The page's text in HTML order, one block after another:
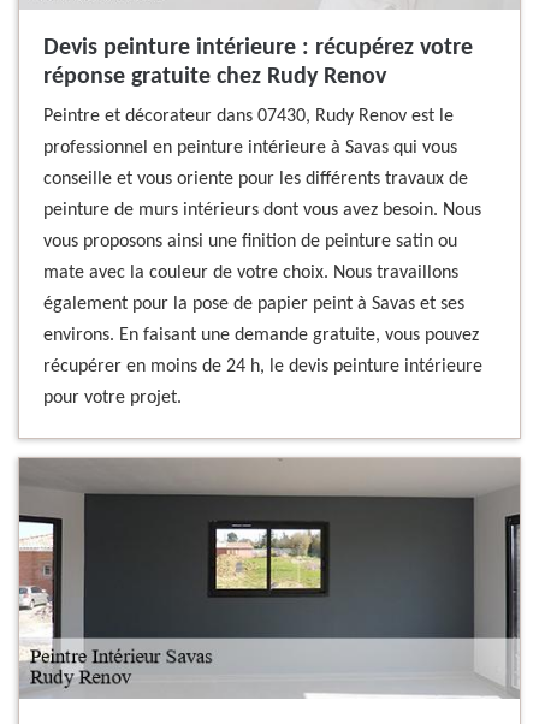
Devis peinture intérieure : récupérez votre
réponse gratuite chez Rudy Renov
Peintre et décorateur dans 07430, Rudy Renov est le
professionnel en peinture intérieure à Savas qui vous
conseille et vous oriente pour les différents travaux de
peinture de murs intérieurs dont vous avez besoin. Nous
vous proposons ainsi une finition de peinture satin ou
mate avec la couleur de votre choix. Nous travaillons
également pour la pose de papier peint à Savas et ses
environs. En faisant une demande gratuite, vous pouvez
récupérer en moins de 24 h, le devis peinture intérieure
pour votre projet.